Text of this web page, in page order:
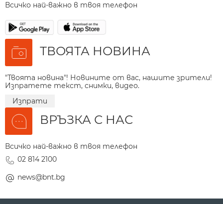
Всичко най-важно в твоя телефон
ТВОЯТА НОВИНА
"Твоята новина"! Новините от вас, нашите зрители!
Изпратете текст, снимки, видео.
Изпрати
ВРЪЗКА С НАС
Всичко най-важно в твоя телефон
02 814 2100
news@bnt.bg